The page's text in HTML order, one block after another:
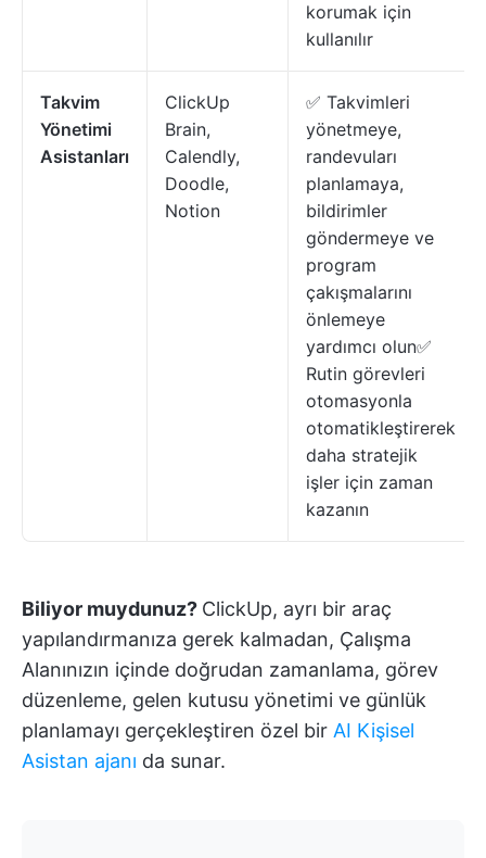
korumak için
kullanılır
Takvim
Yönetimi
Asistanları
ClickUp
Brain,
Calendly,
Doodle,
Notion
✅ Takvimleri
yönetmeye,
randevuları
planlamaya,
bildirimler
göndermeye ve
program
çakışmalarını
önlemeye
yardımcı olun✅
Rutin görevleri
otomasyonla
otomatikleştirerek
daha stratejik
işler için zaman
kazanın
Biliyor muydunuz? ClickUp, ayrı bir araç
yapılandırmanıza gerek kalmadan, Çalışma
Alanınızın içinde doğrudan zamanlama, görev
düzenleme, gelen kutusu yönetimi ve günlük
planlamayı gerçekleştiren özel bir AI Kişisel
Asistan ajanı da sunar.